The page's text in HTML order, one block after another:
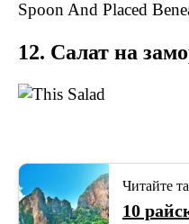
12. Салат на
Читайте
10